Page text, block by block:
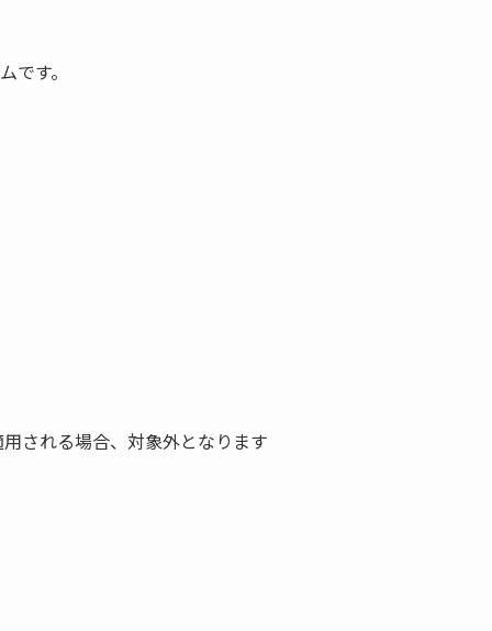
す。
される場合、対象外となります